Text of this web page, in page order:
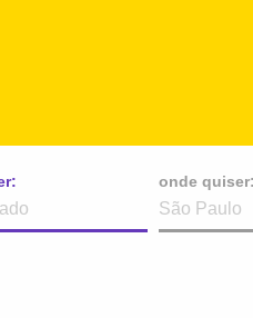
onde quiser: